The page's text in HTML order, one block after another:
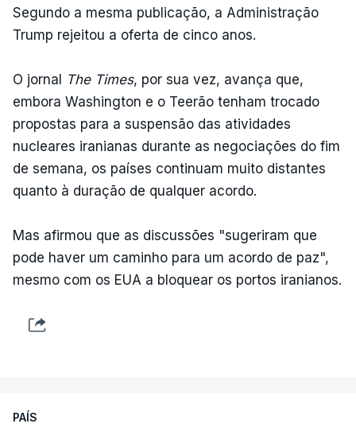
Segundo a mesma publicação, a Administração
Trump rejeitou a oferta de cinco anos.
O jornal The Times, por sua vez, avança que,
embora Washington e o Teerão tenham trocado
propostas para a suspensão das atividades
nucleares iranianas durante as negociações do fim
de semana, os países continuam muito distantes
quanto à duração de qualquer acordo.
Mas afirmou que as discussões "sugeriram que
pode haver um caminho para um acordo de paz",
mesmo com os EUA a bloquear os portos iranianos.
PAÍS